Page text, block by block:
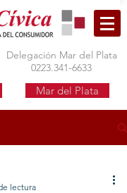
Delegación Mar del Plata
0223.341-6633
Mar del Plata
lectura